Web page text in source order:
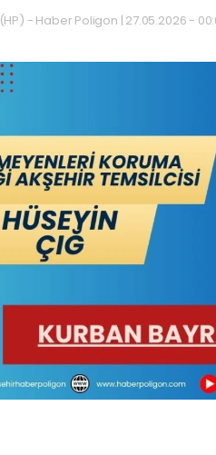
(HP) - Haber Poligon | 27.05.2026 -